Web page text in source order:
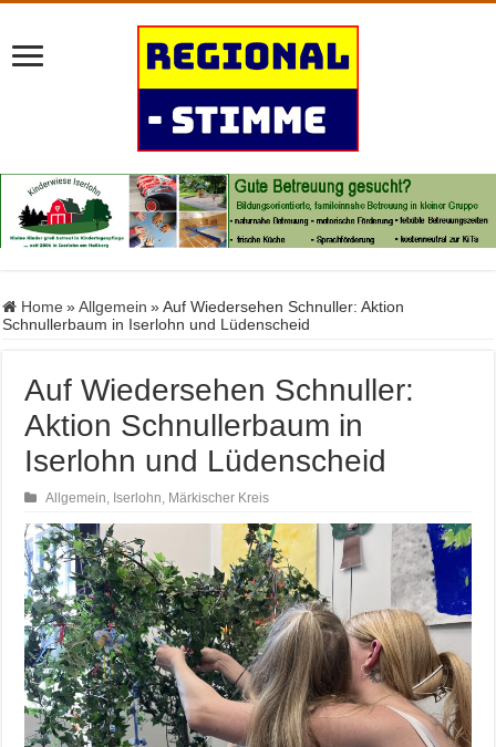
Home » Allgemein » Auf Wiedersehen Schnuller: Aktion
Schnullerbaum in Iserlohn und Lüdenscheid
Auf Wiedersehen Schnuller:
Aktion Schnullerbaum in
Iserlohn und Lüdenscheid
Allgemein Iserlohn Märkischer Kreis